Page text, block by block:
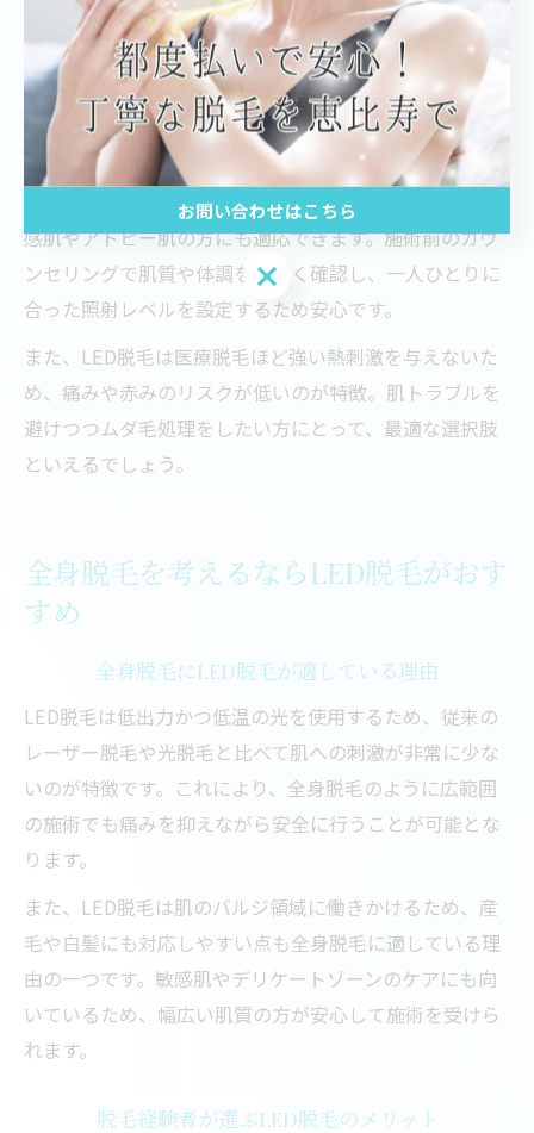
なメリットです。
肌が弱い方にもおすすめの脱毛方法とは
肌が弱い方にとって脱毛は慎重に選ぶべき施術ですが、
LED脱毛はそのやさしさから特におすすめの方法です。
低出力の光を使い、肌への負担を極力減らす設計で、敏
感肌やアトピー肌の方にも適応できます。施術前のカウ
ンセリングで肌質や体調を詳しく確認し、一人ひとりに
合った照射レベルを設定するため安心です。
また、LED脱毛は医療脱毛ほど強い熱刺激を与えないた
め、痛みや赤みのリスクが低いのが特徴。肌トラブルを
避けつつムダ毛処理をしたい方にとって、最適な選択肢
といえるでしょう。
全身脱毛を考えるならLED脱毛がおす
すめ
全身脱毛にLED脱毛が適している理由
LED脱毛は低出力かつ低温の光を使用するため、従来の
レーザー脱毛や光脱毛と比べて肌への刺激が非常に少な
いのが特徴です。これにより、全身脱毛のように広範囲
の施術でも痛みを抑えながら安全に行うことが可能とな
ります。
また、LED脱毛は肌のバルジ領域に働きかけるため、産
毛や白髪にも対応しやすい点も全身脱毛に適している理
由の一つです。敏感肌やデリケートゾーンのケアにも向
いているため、幅広い肌質の方が安心して施術を受けら
れます。
脱毛経験者が選ぶLED脱毛のメリット
お問い合わせはこちら
お問い合わせはこちら